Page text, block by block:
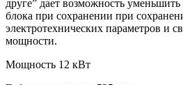
друге” дает возможность
блока при сохранении при
электротехнических параметров и
мощности.
Мощность 12 кВт